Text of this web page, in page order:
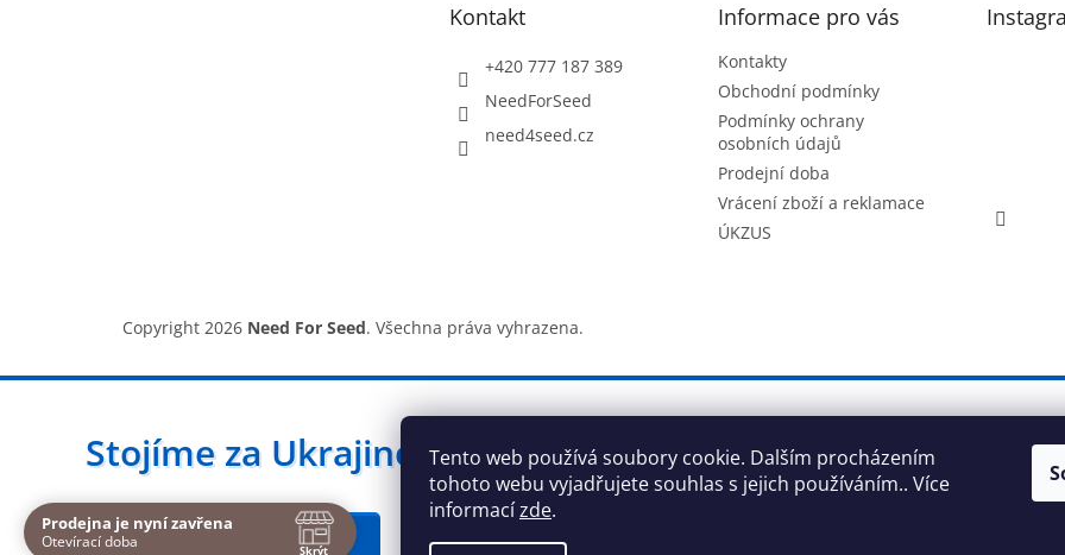
Tento web používá soubory cookie. Dalším procházením
tohoto webu vyjadřujete souhlas s jejich používáním.. Více
informacízde.
Kontakt
+420 777 187 389
NeedForSeed
need4seed.cz
Informace pro vás
Kontakty
Obchodní podmínky
Podmínky ochrany
osobních údajů
Prodejní doba
Vrácení zboží a reklamace
ÚKZUS
Copyright 2026 Need For Seed. Všechna práva vyhrazena.
Prodejna je nyní zavřena
Otevírací doba
Skrýt
Navštivte nás osobně
Stojíme za Ukrajinou ❤️
Jak a čím pomoci »